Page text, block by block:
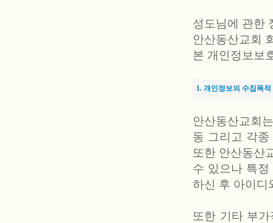
성도님에 관한
안산동산교회
본 개인정보보
1. 개인정보의 수집목
안산동산교회
동 그리고 각
또한 안산동산
수 있으나 특
하신 후 아이디
또한 기타 부